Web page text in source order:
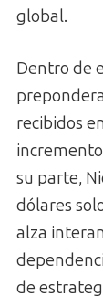
global.
Dentro de
recibidos
su parte,
dólares
alza
de